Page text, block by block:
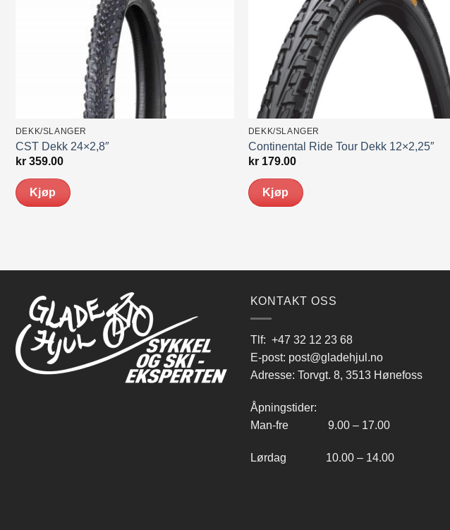
DEKK/SLANGER
CST Dekk 24×2,8″
kr359.00
Kjøp
DEKK/SLANGER
Continental Ride Tour Dekk 12×2,25″
kr179.00
Kjøp
KONTAKT OSS
Tlf: +47 32 12 23 68
E-post: post@gladehjul.no
Adresse: Torvgt. 8, 3513 Hønefoss
Åpningstider:
Man-fre 9.00 – 17.00
Lørdag 10.00 – 14.00